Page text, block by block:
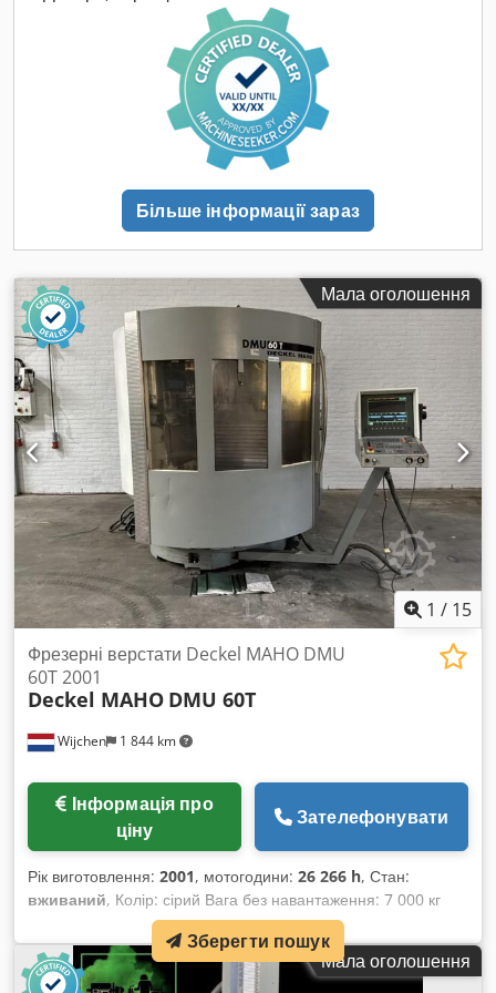
Aiow Ngk Hjxer Автоматична головка 180/-7° безступінчата
Більше інформації зараз
Мала оголошення
1 / 15
Wijchen 1 844 km
Фрезерні верстати Deckel MAHO DMU
60T 2001
Deckel MAHO DMU 60T
ціну
Зателефонувати
Рік виготовлення: 2001, мотогодини: 26 266 h, Стан:
вживаний, Колір: сірий Вага без навантаження: 7 000 кг
Габаритні розміри (Д x Ш x В): 350 x 220 x 240 см Ціна: за
запитом Djdpfoywt Nysx Aixekr Фрезерний верстат по
металу Модель: CNC Виробник: DMG / Deckel MAHO
Мала оголошення
Зберегти пошук